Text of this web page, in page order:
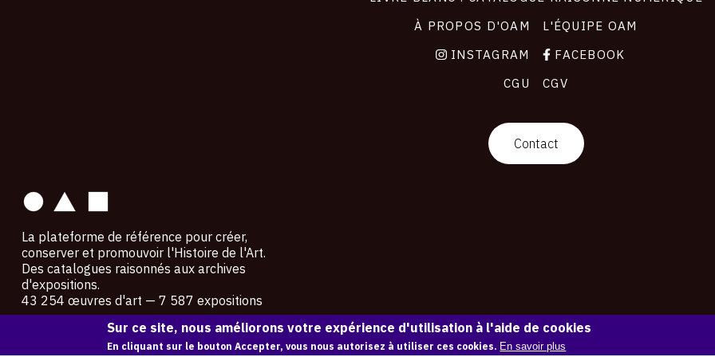
À PROPOS D'OAM
L'ÉQUIPE OAM
INSTAGRAM
FACEBOOK
CGU
CGV
Contact
La plateforme de référence pour créer,
conserver et promouvoir l'Histoire de l'Art.
Des catalogues raisonnés aux archives
d'expositions.
43 254 œuvres d'art — 7 587 expositions
Copyright © OAM 2026. Tous droits réservés.
Sur ce site, nous améliorons votre expérience d'utilisation à l'aide de cookies
En cliquant sur le bouton Accepter, vous nous autorisez à utiliser ces cookies. En savoir plus